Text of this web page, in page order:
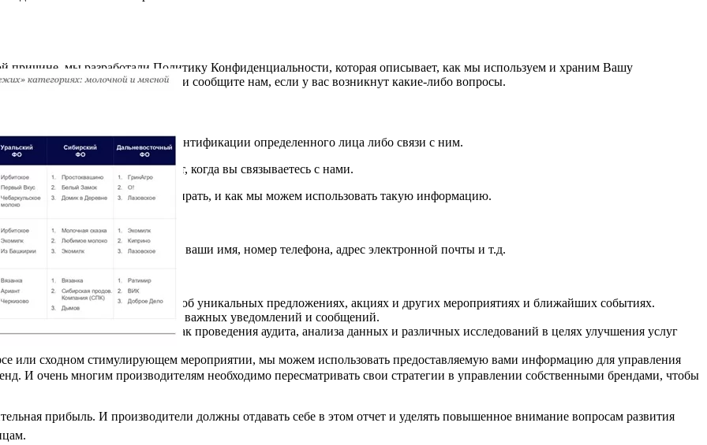
И очень многим производителям необходимо пересматривать свои стратегии в управлении собственными брендами, чтобы
прибыль. И производители должны отдавать себе в этом отчет и уделять повышенное внимание вопросам развития
мы разработали Политику Конфиденциальности, которая описывает, как мы используем и храним Вашу
конфиденциальности и сообщите нам, если у вас возникнут какие-либо вопросы.
быть использованы для идентификации определенного лица либо связи с ним.
информации в любой момент, когда вы связываетесь с нами.
которую мы можем собирать, и как мы можем использовать такую информацию.
информацию, включая ваши имя, номер телефона, адрес электронной почты и т.д.
связываться с вами и сообщать об уникальных предложениях, акциях и других мероприятиях и ближайших событиях.
информацию для отправки важных уведомлений и сообщений.
внутренних целей, таких как проведения аудита, анализа данных и различных исследований в целях улучшения услуг
или сходном стимулирующем мероприятии, мы можем использовать предоставляемую вами информацию для управления